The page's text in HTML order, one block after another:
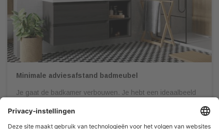
Minimale adviesafstand badmeubel
Je gaat de badkamer verbouwen. Je hebt een ideaalbeeld
vervolgens naar een sanitair speciaalzaak om al jouw
wensen in kaart te brengen. Het is belangrijk dat je jouw